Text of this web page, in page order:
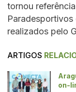
tornou
realizados pelo
ARTIGOS
on-